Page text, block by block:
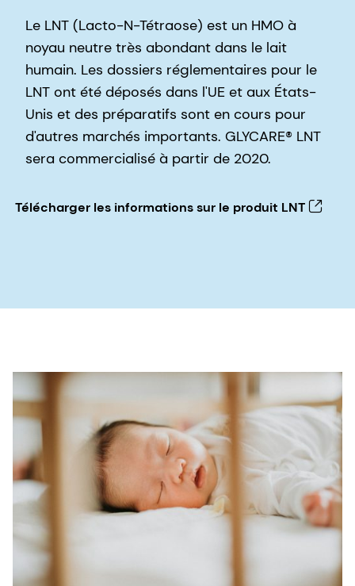
Le LNT (Lacto-N-Tétraose) est un HMO à
noyau neutre très abondant dans le lait
humain. Les dossiers réglementaires pour le
LNT ont été déposés dans l'UE et aux États-
Unis et des préparatifs sont en cours pour
d'autres marchés importants. GLYCARE® LNT
sera commercialisé à partir de 2020.
Télécharger les informations sur le produit LNT